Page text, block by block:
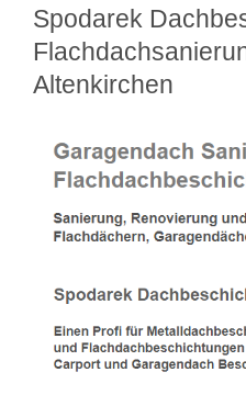
Spodarek
Altenkirchen